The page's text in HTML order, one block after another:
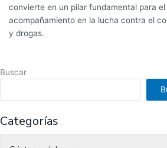
convierte en un pilar fundamental para
acompañamiento en la lucha contra el
y drogas.
Buscar
Categorías